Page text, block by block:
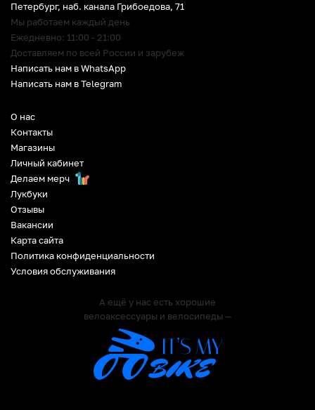
О нас
Контакты
Магазины
Личный кабинет
Делаем мерч
Лукбуки
Отзывы
Вакансии
Карта сайта
Политика конфиденциальности
Условия обслуживания
А ещё у нас есть хорошие
велоаксессуары и велосипеды —
Петербург, наб. канала Грибоедова, 71
Мы работаем каждый день
Ежедневно: 11:00 - 21:00
Доставляем по всей России и зарубеж
Написать нам в WhatsApp
Написать нам в Telegram